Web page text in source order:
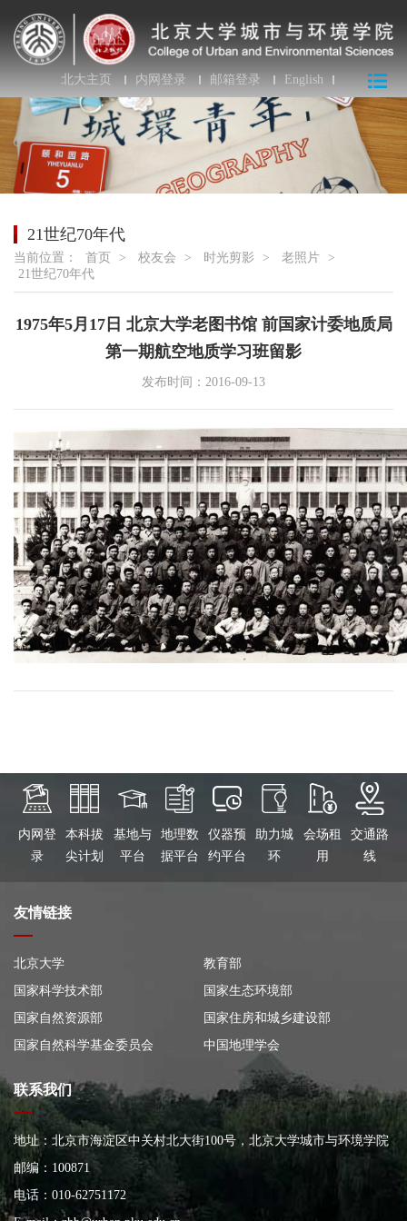
北大主页 内网登录 邮箱登录 English
21世纪70年代
当前位置： 首页 > 校友会 > 时光剪影 > 老照片
>
21世纪70年代
1975年5月17日 北京大学老图书馆 前国家计委地质局
第一期航空地质学习班留影
发布时间：2016-09-13
内网登
录
本科拔
尖计划
基地与
平台
地理数
据平台
仪器预
约平台
助力城
环
会场租
用
交通路
线
友情链接
北京大学
教育部
国家科学技术部
国家生态环境部
国家自然资源部
国家住房和城乡建设部
国家自然科学基金委员会
中国地理学会
联系我们
地址：北京市海淀区中关村北大街100号，北京大学城市与环境学院
大楼
邮编：100871
电话：010-62751172